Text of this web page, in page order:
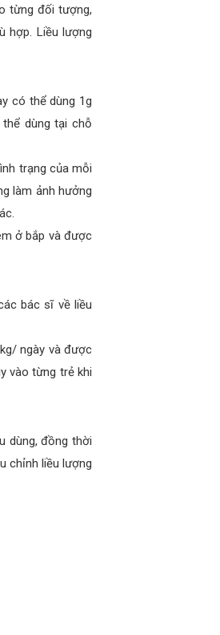
từng đối tượng,
hợp. Liều lượng
có thể dùng 1g
dùng tại chỗ
trạng của mỗi
làm ảnh hưởng
ở bắp và được
bác sĩ về liều
ngày và được
vào từng trẻ khi
dùng, đồng thời
chỉnh liều lượng